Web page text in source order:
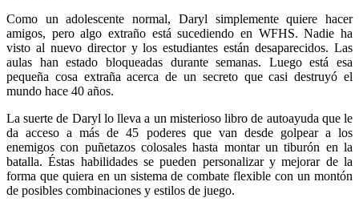
Como un adolescente normal, Daryl simplemente quiere hacer
amigos, pero algo extraño está sucediendo en WFHS. Nadie ha
visto al nuevo director y los estudiantes están desaparecidos. Las
aulas han estado bloqueadas durante semanas. Luego está esa
pequeña cosa extraña acerca de un secreto que casi destruyó el
mundo hace 40 años.
La suerte de Daryl lo lleva a un misterioso libro de autoayuda que le
da acceso a más de 45 poderes que van desde golpear a los
enemigos con puñetazos colosales hasta montar un tiburón en la
batalla. Éstas habilidades se pueden personalizar y mejorar de la
forma que quiera en un sistema de combate flexible con un montón
de posibles combinaciones y estilos de juego.